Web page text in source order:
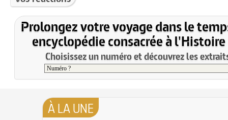
Prolongez votre voyage dans le
encyclopédie consacrée à l'Histoire
Choisissez un numéro et découvrez les
À LA UNE